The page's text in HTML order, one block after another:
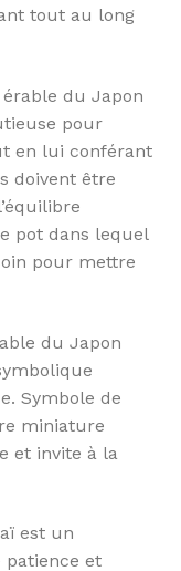
tout au long
du Japon
pour
en lui conférant
doivent être
pot dans lequel
pour mettre
du Japon
Symbole de
miniature
et invite à la
est un
patience et